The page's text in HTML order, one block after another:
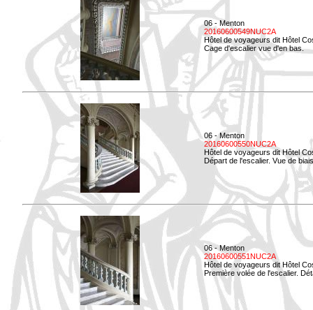
06 - Menton
20160600549NUC2A
Hôtel de voyageurs dit Hôtel
Cage d'escalier vue d'en bas.
06 - Menton
20160600550NUC2A
Hôtel de voyageurs dit Hôtel
Départ de l'escalier. Vue de
06 - Menton
20160600551NUC2A
Hôtel de voyageurs dit Hôtel
Première volée de l'escalier.